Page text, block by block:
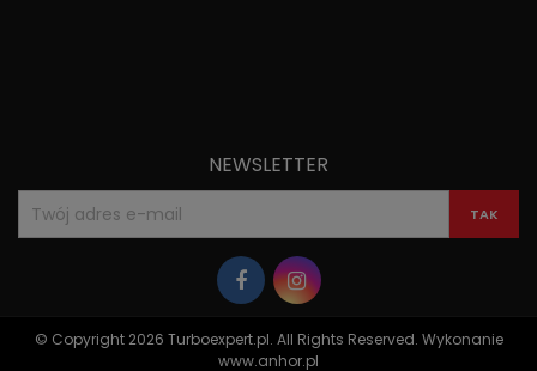
NEWSLETTER
© Copyright 2026 Turboexpert.pl. All Rights Reserved. Wykonanie
www.anhor.pl